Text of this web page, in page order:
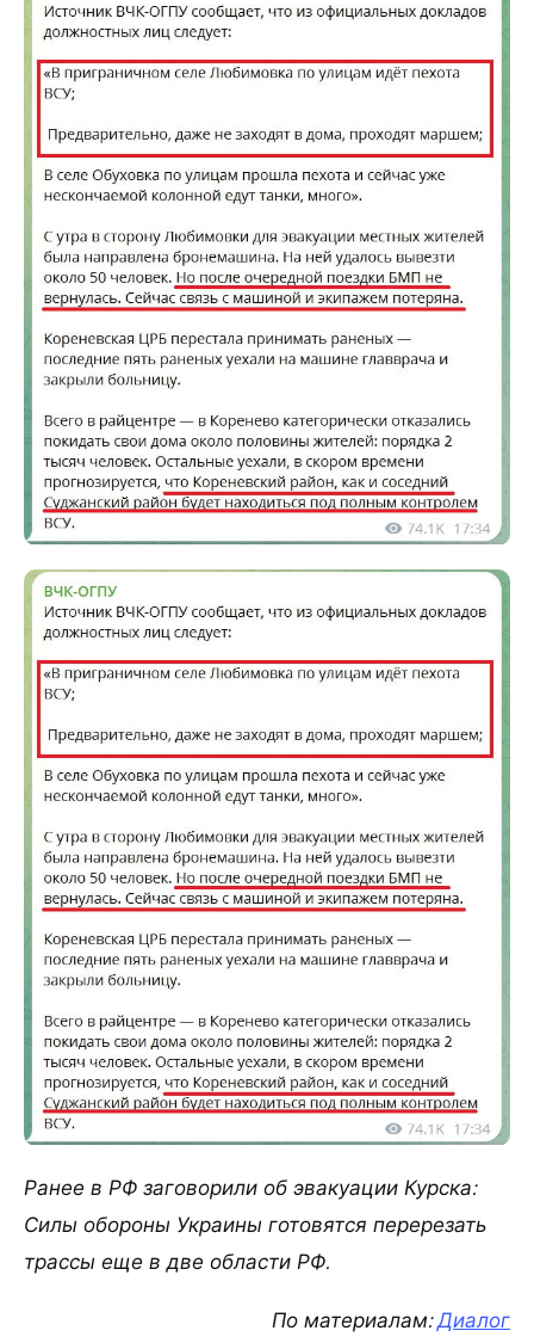
Ранее в РФ заговорили об эвакуации Курска:
Силы обороны Украины готовятся перерезать
трассы еще в две области РФ.
По материалам:Диалог